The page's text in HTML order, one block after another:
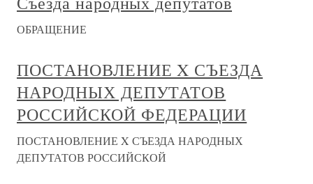
ОБРАЩЕНИЕ
ПОСТАНОВЛЕНИЕ X СЪЕЗДА
НАРОДНЫХ ДЕПУТАТОВ
РОССИЙСКОЙ ФЕДЕРАЦИИ
ПОСТАНОВЛЕНИЕ X СЪЕЗДА НАРОДНЫХ
ДЕПУТАТОВ РОССИЙСКОЙ